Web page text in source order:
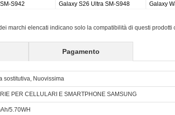
Galaxy Tab S9 Plus Wi-fi
Galaxy Tab S9FE
marchi elencati indicano solo la compatibilità di questi prodotti
Pagamento
sostitutiva, Nuovissima
PER CELLULARI E SMARTPHONE SAMSUNG
5.70WH